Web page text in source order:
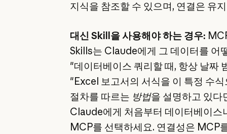
지식을 참조할 수 있으며, 연결은 유
대신 Skill을 사용해야 하는 경우:
Skills는 Claude에게 그 데이터를 어
"데이터베이스 쿼리할 때, 항상 날짜
"Excel 보고서의 서식을 이 특정 수
절차를 따르는 방법을 설명하고 있다
Claude에게 처음부터 데이터베이
MCP를 선택하세요. 연결성은 MCP